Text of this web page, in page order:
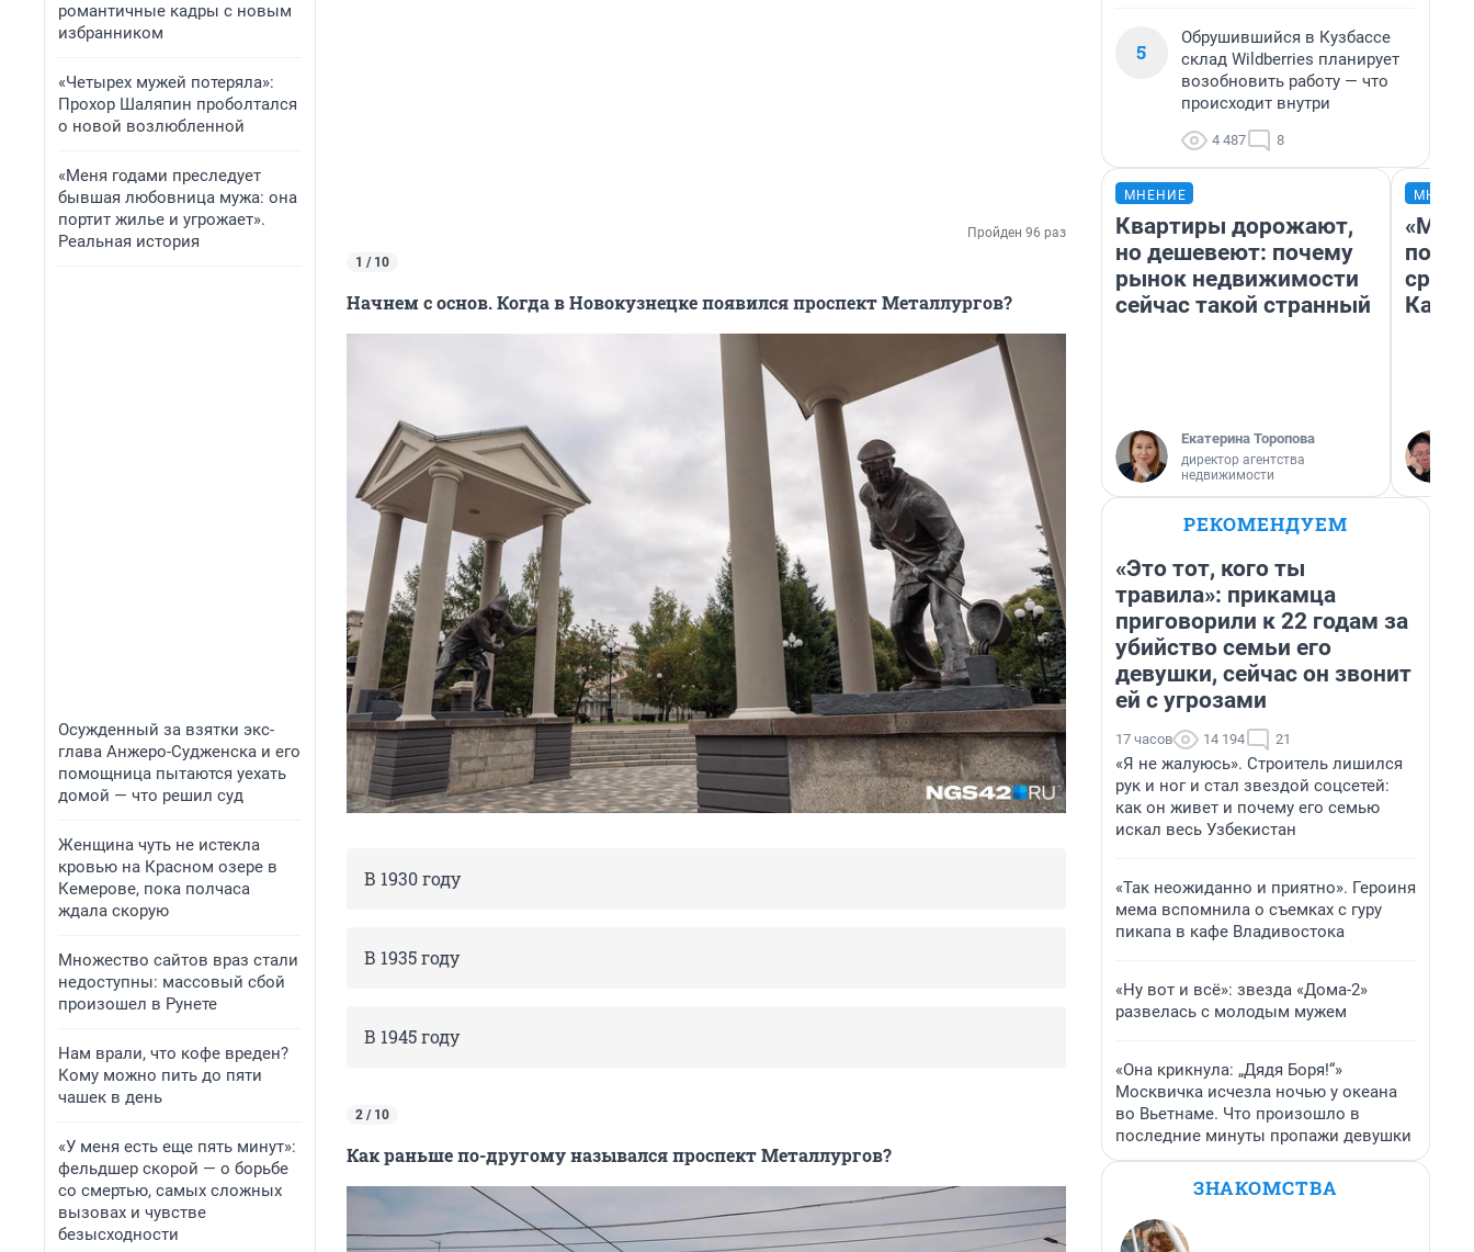
романтичные кадры с новым
избранником
«Четырех мужей потеряла»:
Прохор Шаляпин проболтался
о новой возлюбленной
«Меня годами преследует
бывшая любовница мужа: она
портит жилье и угрожает».
Реальная история
Осужденный за взятки экс-
глава Анжеро-Судженска и его
помощница пытаются уехать
домой — что решил суд
Женщина чуть не истекла
кровью на Красном озере в
Кемерове, пока полчаса
ждала скорую
Множество сайтов враз стали
недоступны: массовый сбой
произошел в Рунете
Нам врали, что кофе вреден?
Кому можно пить до пяти
чашек в день
«У меня есть еще пять минут»:
фельдшер скорой — о борьбе
со смертью, самых сложных
вызовах и чувстве
безысходности
Пройден 96 раз
1 / 10
Начнем с основ. Когда в Новокузнецке появился проспект Металлургов?
В 1930 году
В 1935 году
В 1945 году
2 / 10
Как раньше по-другому назывался проспект Металлургов?
5
Обрушившийся в Кузбассе
склад Wildberries планирует
возобновить работу — что
происходит внутри
4 487 8
МНЕНИЕ
Квартиры дорожают,
но дешевеют: почему
рынок недвижимости
сейчас такой странный
Екатерина Торопова
директор агентства
недвижимости
РЕКОМЕНДУЕМ
«Это тот, кого ты
травила»: прикамца
приговорили к 22 годам за
убийство семьи его
девушки, сейчас он звонит
ей с угрозами
17 часов 14 194 21
«Я не жалуюсь». Строитель лишился
рук и ног и стал звездой соцсетей:
как он живет и почему его семью
искал весь Узбекистан
«Так неожиданно и приятно». Героиня
мема вспомнила о съемках с гуру
пикапа в кафе Владивостока
«Ну вот и всё»: звезда «Дома-2»
развелась с молодым мужем
«Она крикнула: „Дядя Боря!“»
Москвичка исчезла ночью у океана
во Вьетнаме. Что произошло в
последние минуты пропажи девушки
ЗНАКОМСТВА